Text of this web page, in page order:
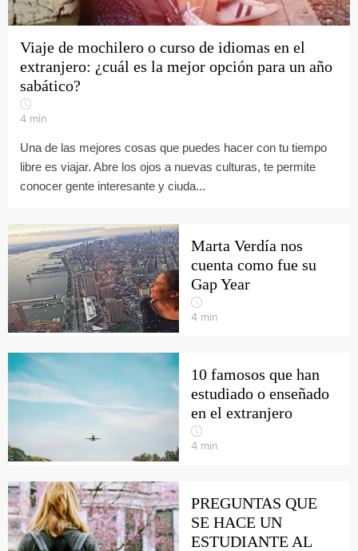
Viaje de mochilero o curso de idiomas en el
extranjero: ¿cuál es la mejor opción para un año
sabático?
4 min
Una de las mejores cosas que puedes hacer con tu tiempo
libre es viajar. Abre los ojos a nuevas culturas, te permite
conocer gente interesante y ciuda...
Marta Verdía nos
cuenta como fue su
Gap Year
4 min
10 famosos que han
estudiado o enseñado
en el extranjero
4 min
PREGUNTAS QUE
SE HACE UN
ESTUDIANTE AL